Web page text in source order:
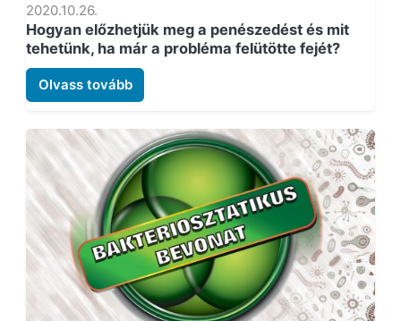
2020.10.26.
Hogyan előzhetjük meg a penészedést és mit
tehetünk, ha már a probléma felütötte fejét?
Olvass tovább